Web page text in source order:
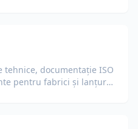
tehnice, documentație ISO
pentru fabrici și lanțuri